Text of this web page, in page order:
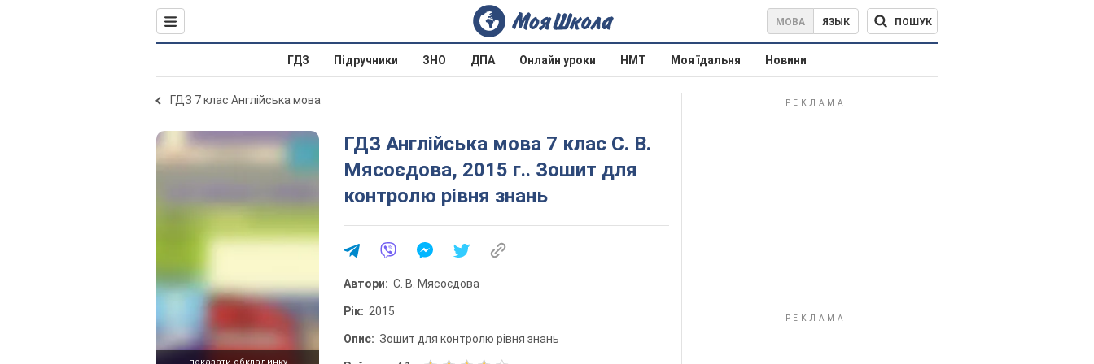
МОВА ЯЗЫК ПОШУК
ГДЗ Підручники ЗНО ДПА Онлайн уроки НМТ Моя їдальня Новини
ГДЗ 7 клас Англійська мова
ГДЗ Англійська мова 7 клас С. В.
Мясоєдова, 2015 г.. Зошит для
контролю рівня знань
Автори: С. В. Мясоєдова
Рік: 2015
Опис: Зошит для контролю рівня знань